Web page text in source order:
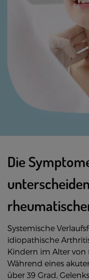
Die
Systemische
idiopathische
Kindern im Alter von
Während eines
über 39 Grad,